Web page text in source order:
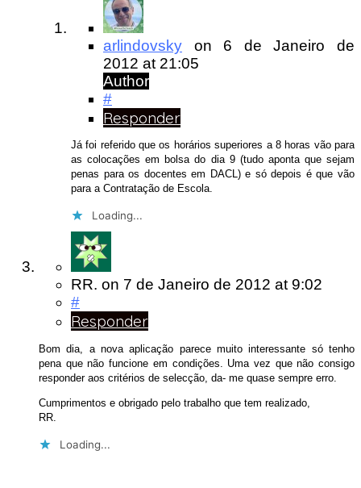
arlindovsky on 6 de Janeiro de
2012 at 21:05
Author
#
Responder
Já foi referido que os horários superiores a 8 horas vão para
as colocações em bolsa do dia 9 (tudo aponta que sejam
penas para os docentes em DACL) e só depois é que vão
para a Contratação de Escola.
Loading...
RR. on 7 de Janeiro de 2012 at 9:02
#
Responder
Bom dia, a nova aplicação parece muito interessante só tenho
pena que não funcione em condições. Uma vez que não consigo
responder aos critérios de selecção, da- me quase sempre erro.
Cumprimentos e obrigado pelo trabalho que tem realizado,
RR.
Loading...